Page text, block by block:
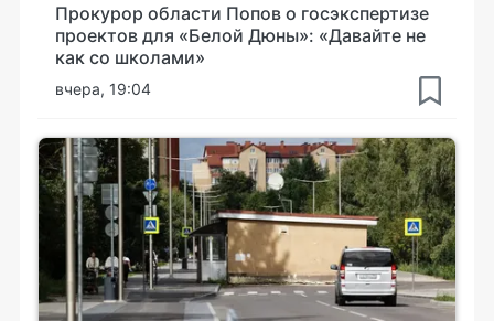
Прокурор области Попов о госэкспертизе
проектов для «Белой Дюны»: «Давайте не
как со школами»
вчера, 19:04